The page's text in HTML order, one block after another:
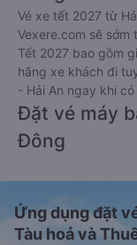
Vé xe tết 2027 từ
Vexere.com sẽ
Tết 2027 bao gồm
hãng xe khách đi
- Hải An ngay khi
Đặt vé máy
Đông
Ứng dụng đặt
Tàu hoả và